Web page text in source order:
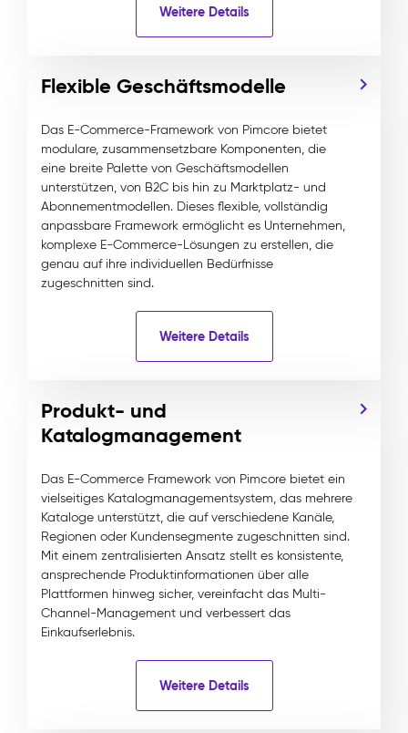
Weitere Details
Flexible Geschäftsmodelle
Das E-Commerce-Framework von Pimcore bietet
modulare, zusammensetzbare Komponenten, die
eine breite Palette von Geschäftsmodellen
unterstützen, von B2C bis hin zu Marktplatz- und
Abonnementmodellen. Dieses flexible, vollständig
anpassbare Framework ermöglicht es Unternehmen,
komplexe E-Commerce-Lösungen zu erstellen, die
genau auf ihre individuellen Bedürfnisse
zugeschnitten sind.
Weitere Details
Produkt- und
Katalogmanagement
Das E-Commerce Framework von Pimcore bietet ein
vielseitiges Katalogmanagementsystem, das mehrere
Kataloge unterstützt, die auf verschiedene Kanäle,
Regionen oder Kundensegmente zugeschnitten sind.
Mit einem zentralisierten Ansatz stellt es konsistente,
ansprechende Produktinformationen über alle
Plattformen hinweg sicher, vereinfacht das Multi-
Channel-Management und verbessert das
Einkaufserlebnis.
Weitere Details